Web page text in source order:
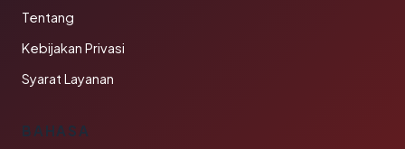
Tentang
Kebijakan Privasi
Syarat Layanan
BAHASA